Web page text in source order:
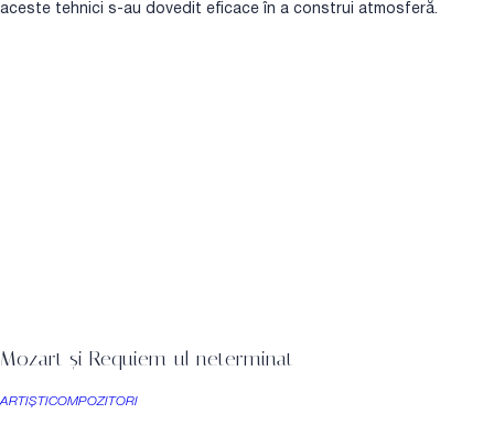
aceste tehnici s-au dovedit eficace în a construi atmosferă.
Mozart și Requiem-ul neterminat
ARTIȘTICOMPOZITORI